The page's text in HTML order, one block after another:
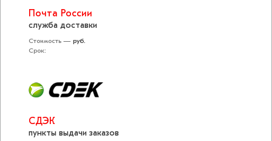
Почта России
служба доставки
Стоимость — руб.
Срок:
СДЭК
пункты выдачи заказов